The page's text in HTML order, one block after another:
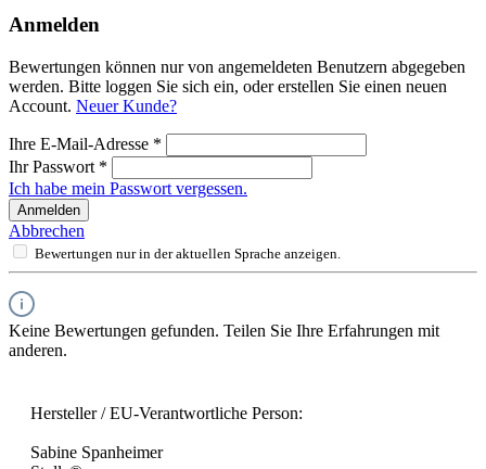
Anmelden
Bewertungen können nur von angemeldeten Benutzern abgegeben
werden. Bitte loggen Sie sich ein, oder erstellen Sie einen neuen
Account. Neuer Kunde?
Ihre E-Mail-Adresse *
Ihr Passwort *
Ich habe mein Passwort vergessen.
Anmelden
Abbrechen
Bewertungen nur in der aktuellen Sprache anzeigen.
Keine Bewertungen gefunden. Teilen Sie Ihre Erfahrungen mit
anderen.
Hersteller / EU-Verantwortliche Person:
Sabine Spanheimer